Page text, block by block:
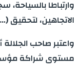
وارتباطا
الاتجاهين، لتحقيق
واعتبر صاحب
مستوى شراكة